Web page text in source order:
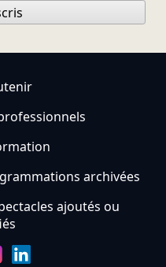
archivées
ajoutés ou